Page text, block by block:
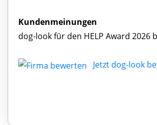
Kundenmeinungen
dog-look für den HELP Award 2026
Jetzt dog-look